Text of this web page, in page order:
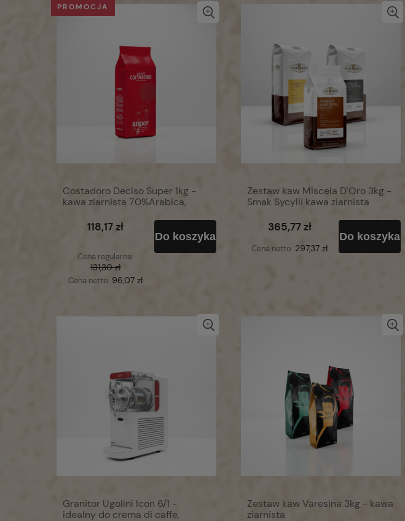
Costadoro Deciso Super 1kg -
kawa ziarnista 70%Arabica,
118,17 zł
Cena regularna:
131,30 zł
Cena netto: 96,07 zł
Do koszyka
PROMOCJA
Zestaw kaw Miscela D'Oro 3kg -
Smak Sycylii kawa ziarnista
365,77 zł
Cena netto: 297,37 zł
Do koszyka
Granitor Ugolini Icon 6/1 -
idealny do crema di caffe,
Zestaw kaw Varesina 3kg - kawa
ziarnista